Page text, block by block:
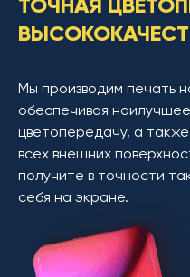
Мы производим печать
обеспечивая
цветопередачу, а
всех внешних
получите в точности
себя на экране.